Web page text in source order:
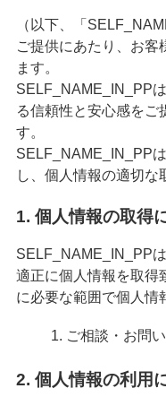
（以下、「
ご提供にあたり、お客
ます。
SELF_NAME_IN_PP
る信頼性と安心感をご
す。
SELF_NAME_IN_PP
し、個人情報の適切な
1. 個人情報の取得
SELF_NAME_IN_PP
適正に個人情報を取得
に必要な範囲で個人情
ご相談・お問
2. 個人情報の利用